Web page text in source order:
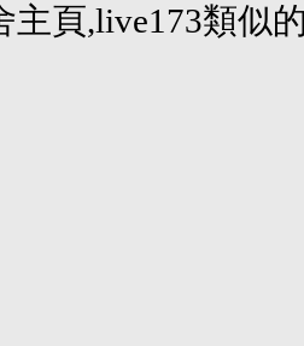
主頁,live173類似